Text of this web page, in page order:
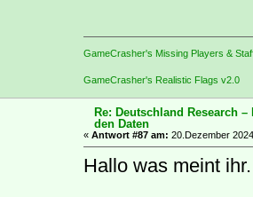
GameCrasher's Missing Players &
GameCrasher's Realistic Flags v2.0
Re: Deutschland Research –
den Daten
« Antwort #87 am: 20.Dezember
Hallo was meint ihr.